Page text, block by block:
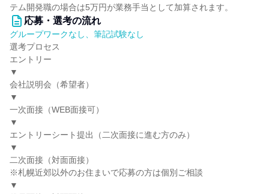
テム開発職の場合は5万円が業務手当として加算されます。
応募・選考の流れ
グループワークなし、筆記試験なし
選考プロセス
エントリー
▼
会社説明会（希望者）
▼
一次面接（WEB面接可）
▼
エントリーシート提出（二次面接に進む方のみ）
▼
二次面接（対面面接）
※札幌近郊以外のお住まいで応募の方は個別ご相談
▼